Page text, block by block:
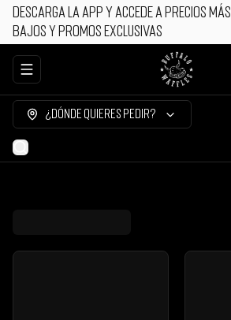
Descarga la app y accede a precios más
bajos y promos exclusivas
Abrir menu de navegación
¿Dónde quieres pedir?